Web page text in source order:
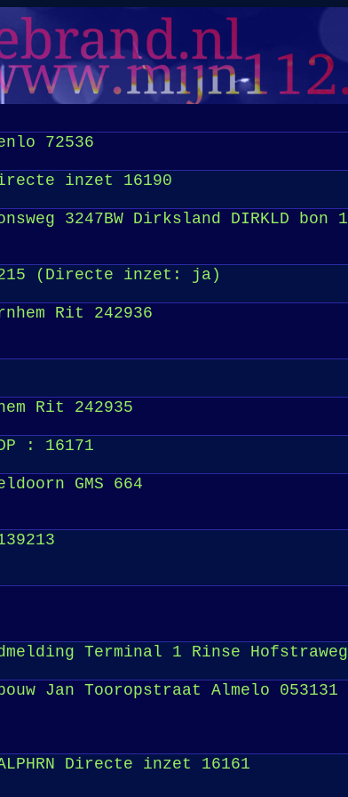
72536
inzet 16190
3247BW Dirksland DIRKLD bon
(Directe inzet: ja)
Rit 242936
Rit 242935
: 16171
GMS 664
Terminal 1 Rinse
Jan Tooropstraat Almelo 053131
Directe inzet 16161